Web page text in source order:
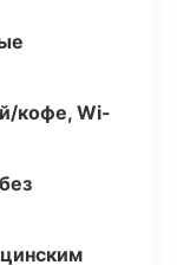
кофе, Wi-